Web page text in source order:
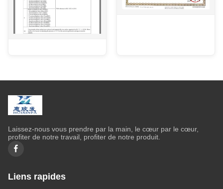
Laissez-nous vous prendre par la main, le cœur par le cœur,
profiter de notre travail, profiter de notre produit.
Liens rapides